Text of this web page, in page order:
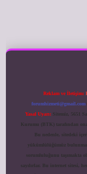
Reklam ve İletişim:
forumhizmeti@gmail.com
Yasal Uyarı: Sitemiz, 5651
Kurumu (BTK) tarafından
Bu nedenle, sitedeki
yükümlülüğümüz
sorumluluğunu taşımakta
sayılırlar. Bu internet sitesi,